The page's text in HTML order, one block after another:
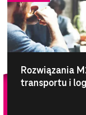
Rozwiązania
transportu i